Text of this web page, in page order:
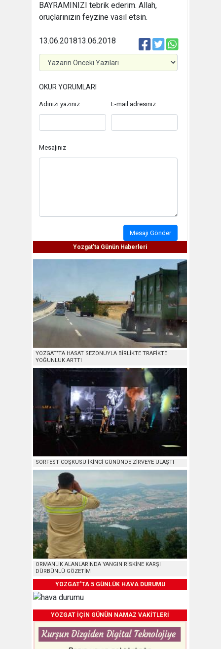
BAYRAMINIZI tebrik ederim. Allah,
oruçlarınızın feyzine vasıl etsin.
13.06.2018
13.06.2018
OKUR YORUMLARI
Adınızı yazınız E-mail adresiniz
Mesajınız
Mesajı Gönder
Yozgat'ta Günün Haberleri
YOZGAT’TA HASAT SEZONUYLA BİRLİKTE TRAFİKTE
YOĞUNLUK ARTTI
SORFEST COŞKUSU İKİNCİ GÜNÜNDE ZİRVEYE ULAŞTI
ORMANLIK ALANLARINDA YANGIN RİSKİNE KARŞI
DÜRBÜNLÜ GÖZETİM
YOZGAT'TA 5 GÜNLÜK HAVA DURUMU
YOZGAT İÇİN GÜNÜN NAMAZ VAKİTLERİ